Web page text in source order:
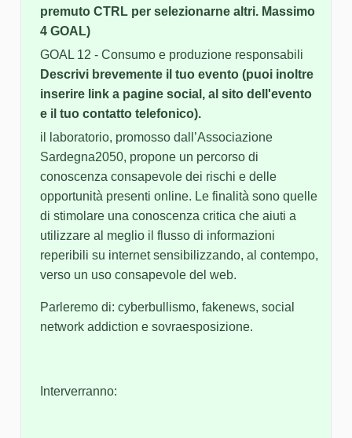
premuto CTRL per selezionarne altri. Massimo
4 GOAL)
GOAL 12 - Consumo e produzione responsabili
Descrivi brevemente il tuo evento (puoi inoltre
inserire link a pagine social, al sito dell'evento
e il tuo contatto telefonico).
il laboratorio, promosso dall’Associazione
Sardegna2050, propone un percorso di
conoscenza consapevole dei rischi e delle
opportunità presenti online. Le finalità sono quelle
di stimolare una conoscenza critica che aiuti a
utilizzare al meglio il flusso di informazioni
reperibili su internet sensibilizzando, al contempo,
verso un uso consapevole del web.
Parleremo di: cyberbullismo, fakenews, social
network addiction e sovraesposizione.
Interverranno: